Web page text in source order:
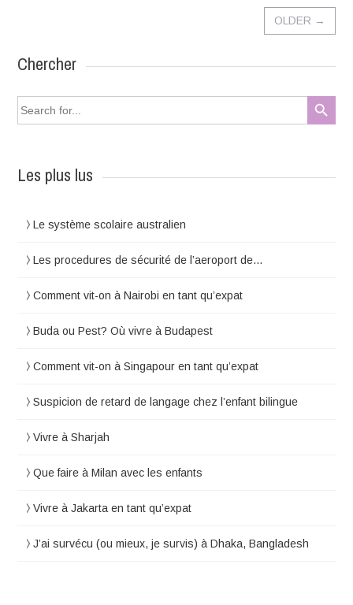
OLDER →
Chercher
Search
for:
Search Button
Les plus lus
Le système scolaire australien
Les procedures de sécurité de l’aeroport de…
Comment vit-on à Nairobi en tant qu’expat
Buda ou Pest? Où vivre à Budapest
Comment vit-on à Singapour en tant qu’expat
Suspicion de retard de langage chez l’enfant bilingue
Vivre à Sharjah
Que faire à Milan avec les enfants
Vivre à Jakarta en tant qu’expat
J’ai survécu (ou mieux, je survis) à Dhaka, Bangladesh